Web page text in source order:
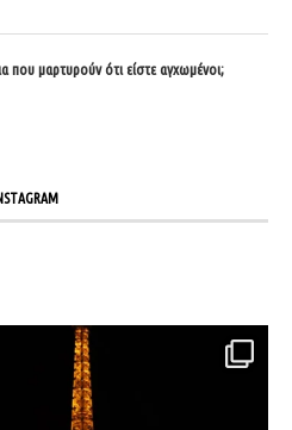
που μαρτυρούν ότι είστε αγχωμένοι;